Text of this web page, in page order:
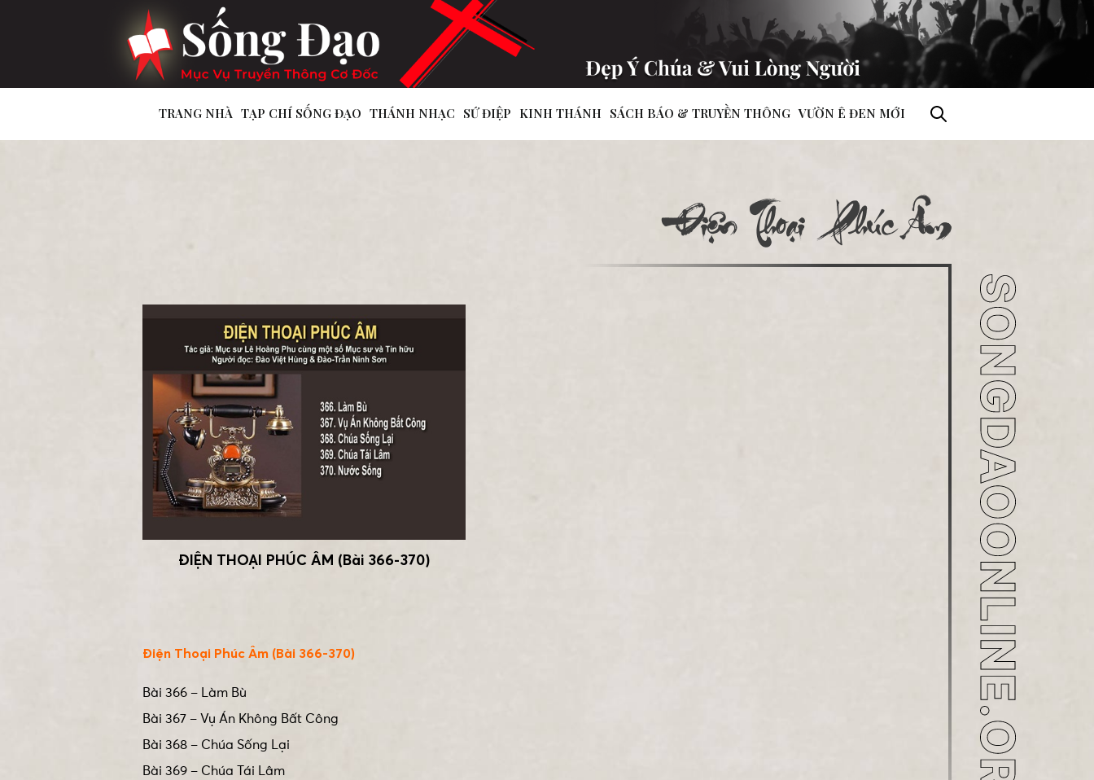
TRANG NHÀ TẠP CHÍ SỐNG ĐẠO THÁNH NHẠC SỨ ĐIỆP KINH THÁNH SÁCH BÁO & TRUYỀN THÔNG VƯỜN Ê ĐEN MỚI
Điện Thoại Phúc Âm
ĐIỆN THOẠI PHÚC ÂM (Bài 366-370)
Điện Thoại Phúc Âm (Bài 366-370)
Bài 366 – Làm Bù
Bài 367 – Vụ Án Không Bất Công
Bài 368 – Chúa Sống Lại
Bài 369 – Chúa Tái Lâm